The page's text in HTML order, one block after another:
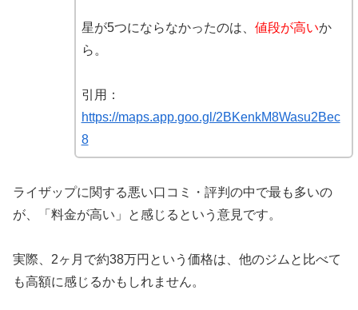
星が5つにならなかったのは、 値段が高いか
ら。
引用：
https://maps.app.goo.gl/2BKenkM8Wasu2Bec
8
ライザップに関する悪い口コミ・評判の中で最も多いの
が、「料金が高い」と感じるという意見です。
実際、2ヶ月で約38万円という価格は、他のジムと比べて
も高額に感じるかもしれません。